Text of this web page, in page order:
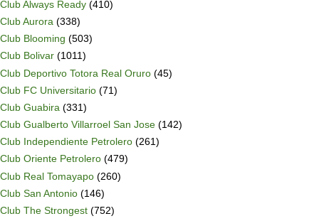
Club Always Ready (410)
Club Aurora (338)
Club Blooming (503)
Club Bolivar (1011)
Club Deportivo Totora Real Oruro (45)
Club FC Universitario (71)
Club Guabira (331)
Club Gualberto Villarroel San Jose (142)
Club Independiente Petrolero (261)
Club Oriente Petrolero (479)
Club Real Tomayapo (260)
Club San Antonio (146)
Club The Strongest (752)